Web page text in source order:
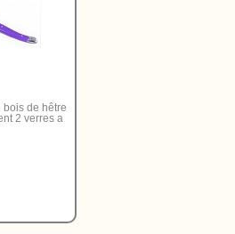
de hêtre
2 verres a